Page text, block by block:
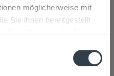
möglicherweise mit
Sie ihnen bereitgestellt
oder ins Büro
Emotionen?